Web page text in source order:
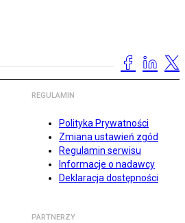
REGULAMIN
Polityka Prywatności
Zmiana ustawień zgód
Regulamin serwisu
Informacje o nadawcy
Deklaracja dostępności
PARTNERZY